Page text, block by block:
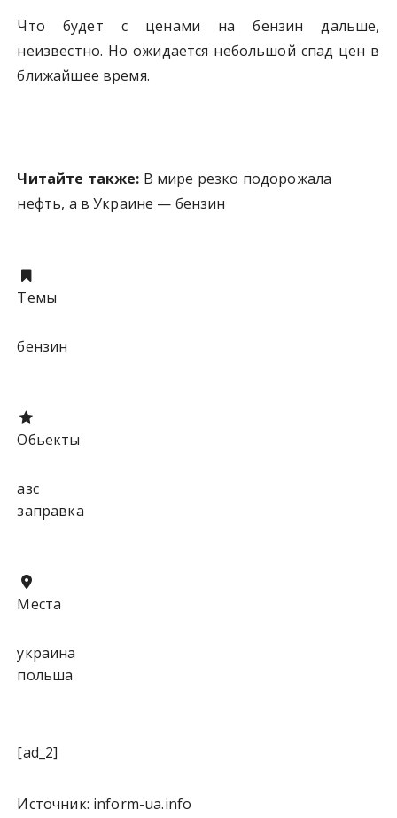
Что будет с ценами на бензин дальше,
неизвестно. Но ожидается небольшой спад цен в
ближайшее время.
Читайте также: В мире резко подорожала
нефть, а в Украине — бензин
Темы
бензин
Обьекты
азс
заправка
Места
украина
польша
[ad_2]
Источник: inform-ua.info